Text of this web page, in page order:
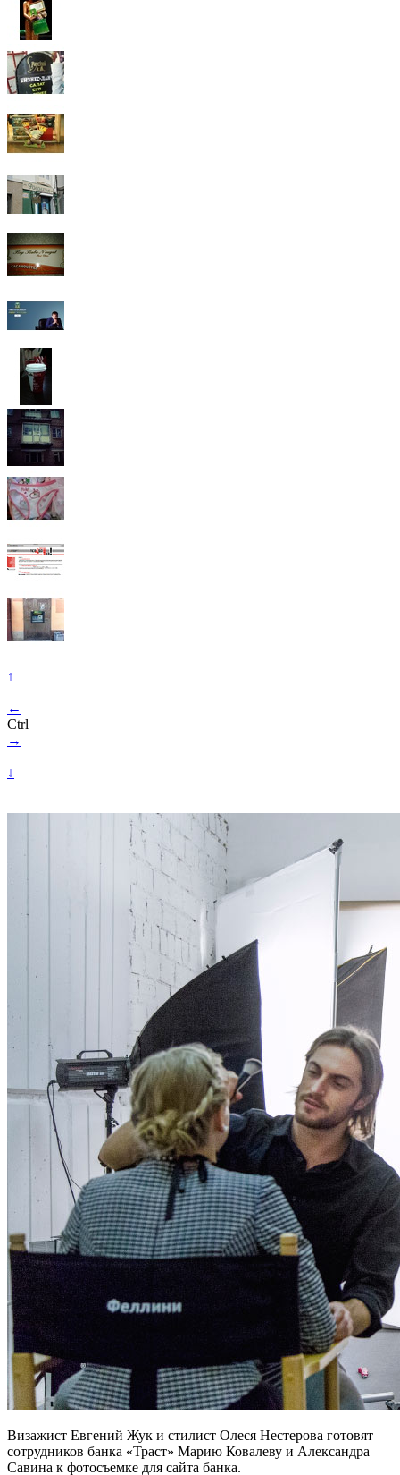
↑
←
Ctrl
→
↓
Визажист Евгений Жук и стилист Олеся Нестерова готовят
сотрудников банка «Траст» Марию Ковалеву и Александра
Савина к фотосъемке для сайта банка.